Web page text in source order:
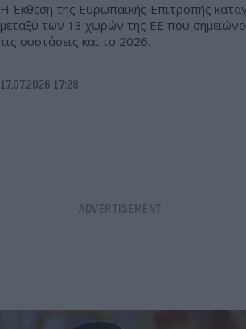
Η Έκθεση της Ευρωπαϊκής Επιτροπής
μεταξύ των 13 χωρών της ΕΕ που
τις συστάσεις και το 2026.
17.07.2026 17:28